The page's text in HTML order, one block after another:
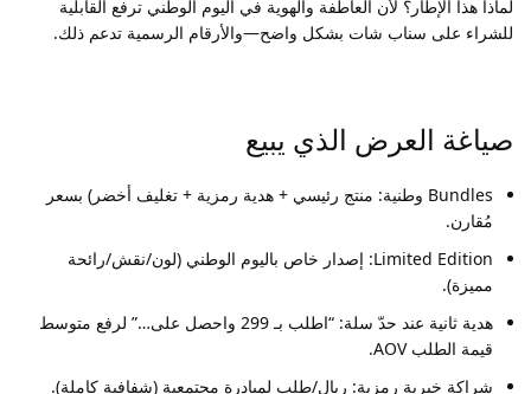
لماذا هذا الإطار؟ لأن العاطفة والهوية في اليوم الوطني ترفع القابلية
للشراء على سناب شات بشكل واضح—والأرقام الرسمية تدعم ذلك.
صياغة العرض الذي يبيع
Bundles وطنية: منتج رئيسي + هدية رمزية + تغليف أخضر) بسعر
مُقارن.
Limited Edition: إصدار خاص باليوم الوطني (لون/نقش/رائحة
مميزة).
هدية ثانية عند حدّ سلة: “اطلب بـ 299 واحصل على…” لرفع متوسط
قيمة الطلب AOV.
شراكة خيرية رمزية: ريال/طلب لمبادرة مجتمعية (شفافية كاملة).